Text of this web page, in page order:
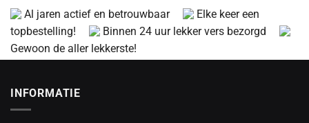
Al jaren actief en betrouwbaar
Elke keer een
topbestelling!
Binnen 24 uur lekker vers bezorgd
Gewoon de aller lekkerste!
INFORMATIE